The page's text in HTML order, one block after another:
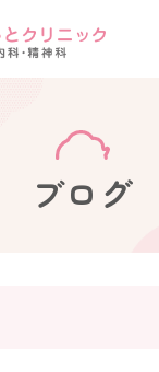
ブログ